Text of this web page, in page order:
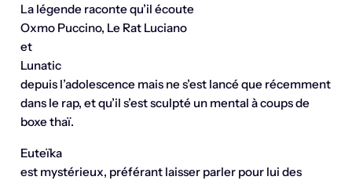
La légende raconte qu’il écoute
Oxmo Puccino, Le Rat Luciano
et
Lunatic
depuis l’adolescence mais ne s’est lancé que récemment
dans le rap, et qu’il s’est sculpté un mental à coups de
boxe thaï.
Euteïka
est mystérieux, préférant laisser parler pour lui des